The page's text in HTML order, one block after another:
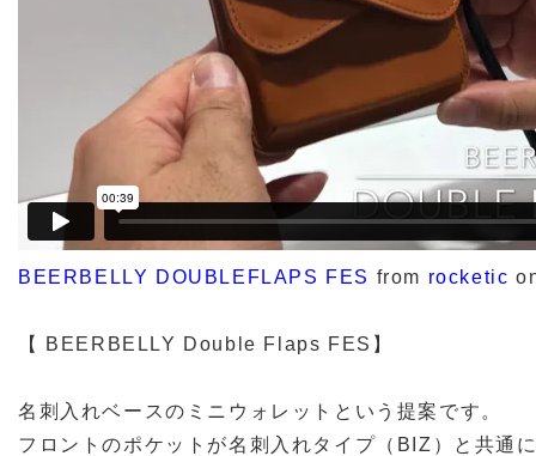
BEERBELLY DOUBLEFLAPS FES from rocketic
【 BEERBELLY Double Flaps FES】
名刺入れベースのミニウォレットという提案です。
フロントのポケットが名刺入れタイプ（BIZ）と共通